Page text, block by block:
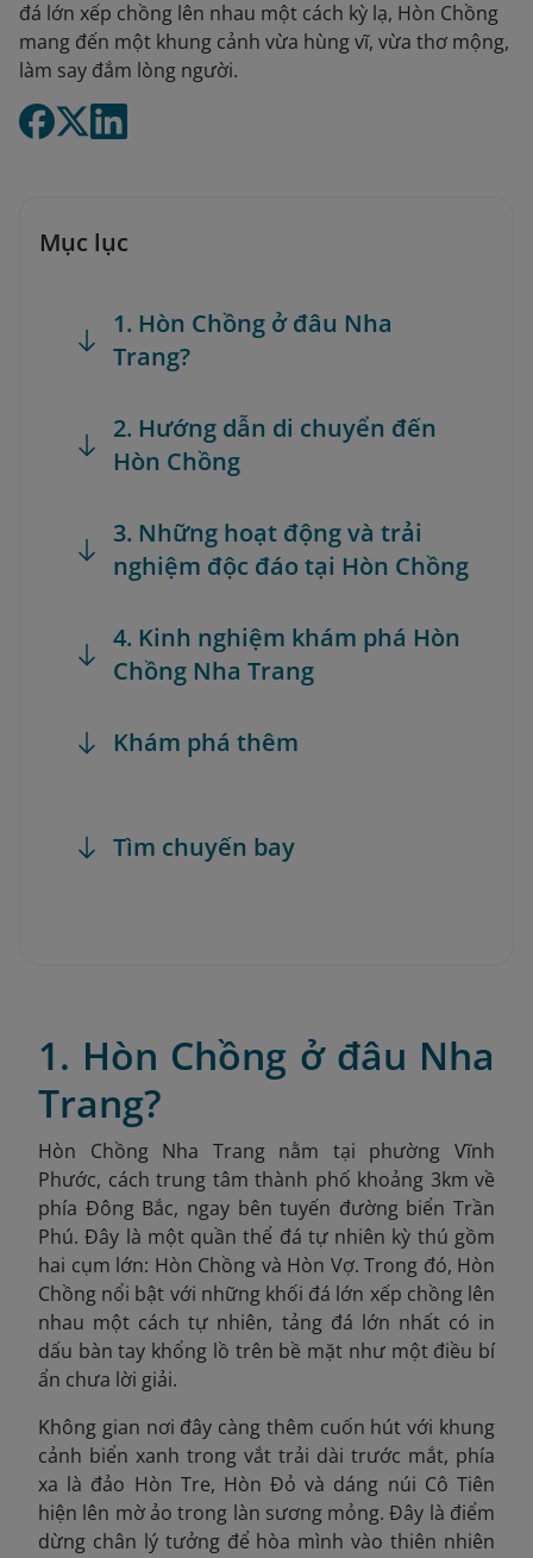
đá lớn xếp chồng lên nhau một cách kỳ lạ, Hòn Chồng
mang đến một khung cảnh vừa hùng vĩ, vừa thơ mộng,
làm say đắm lòng người.
Mục lục
1. Hòn Chồng ở đâu Nha
Trang?
2. Hướng dẫn di chuyển đến
Hòn Chồng
3. Những hoạt động và trải
nghiệm độc đáo tại Hòn Chồng
4. Kinh nghiệm khám phá Hòn
Chồng Nha Trang
Khám phá thêm
Tìm chuyến bay
1. Hòn Chồng ở đâu Nha
Trang?
Hòn Chồng Nha Trang nằm tại phường Vĩnh
Phước, cách trung tâm thành phố khoảng 3km về
phía Đông Bắc, ngay bên tuyến đường biển Trần
Phú. Đây là một quần thể đá tự nhiên kỳ thú gồm
hai cụm lớn: Hòn Chồng và Hòn Vợ. Trong đó, Hòn
Chồng nổi bật với những khối đá lớn xếp chồng lên
nhau một cách tự nhiên, tảng đá lớn nhất có in
dấu bàn tay khổng lồ trên bề mặt như một điều bí
ẩn chưa lời giải.
Không gian nơi đây càng thêm cuốn hút với khung
cảnh biển xanh trong vắt trải dài trước mắt, phía
xa là đảo Hòn Tre, Hòn Đỏ và dáng núi Cô Tiên
hiện lên mờ ảo trong làn sương mỏng. Đây là điểm
dừng chân lý tưởng để hòa mình vào thiên nhiên